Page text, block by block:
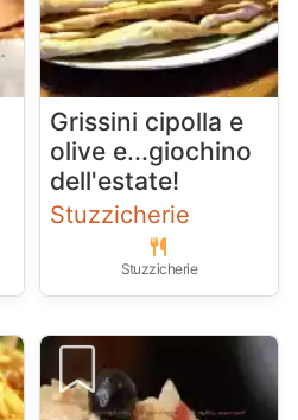
Grissini cipolla e
olive e...giochino
dell'estate!
Stuzzicherie
Stuzzicherie